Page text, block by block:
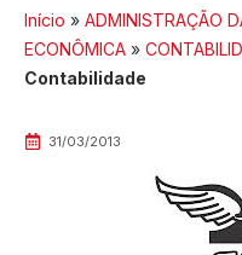
Início » ADMINISTRAÇÃO
ECONÔMICA »
Contabilidade
31/03/2013